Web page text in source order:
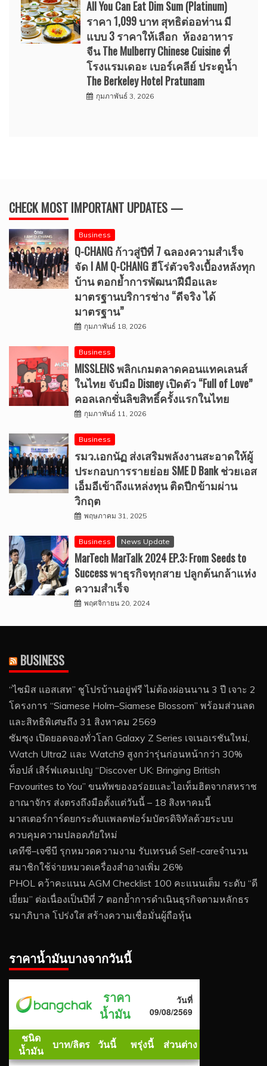
All You Can Eat Dim Sum (Platinum)
ราคา 1,099 บาท สุทธิต่ออท่าน มี
แบบ 3 ราคาให้เลือก ห้องอาหาร
จีน The Mulberry Chinese Cuisine ที่
โรงแรมเดอะ เบอร์เคลีย์ ประตูน้ำ
The Berkeley Hotel Pratunam
กุมภาพันธ์ 3, 2026
CHECK MOST IMPORTANT UPDATES —
Business
Q-CHANG ก้าวสู่ปีที่ 7 ฉลองความสำเร็จ
จัด I AM Q-CHANG ฮีโร่ตัวจริงเบื้องหลังทุก
บ้าน ตอกย้ำการพัฒนาฝีมือและ
มาตรฐานบริการช่าง “ดีจริง ได้
มาตรฐาน”
กุมภาพันธ์ 18, 2026
Business
MISSLENS พลิกเกมตลาดคอนแทคเลนส์
ในไทย จับมือ Disney เปิดตัว “Full of Love”
คอลเลกชั่นลิขสิทธิ์ครั้งแรกในไทย
กุมภาพันธ์ 11, 2026
Business
รมว.เอกนัฏ ส่งเสริมพลังงานสะอาดให้ผู้
ประกอบการรายย่อย SME D Bank ช่วยเอส
เอ็มอีเข้าถึงแหล่งทุน ติดปีกข้ามผ่าน
วิกฤต
พฤษภาคม 31, 2025
Business News Update
MarTech MarTalk 2024 EP.3: From Seeds to
Success พาธุรกิจทุกสาย ปลูกต้นกล้าแห่ง
ความสำเร็จ
พฤศจิกายน 20, 2024
BUSINESS
“ไซมิส แอสเสท” ชูโปรบ้านอยู่ฟรี ไม่ต้องผ่อนนาน 3 ปี เจาะ 2
โครงการ “Siamese Holm–Siamese Blossom” พร้อมส่วนลด
และสิทธิพิเศษถึง 31 สิงหาคม 2569
ซัมซุง เปิดยอดจองทั่วโลก Galaxy Z Series เจเนอเรชันใหม่,
Watch Ultra2 และ Watch9 สูงกว่ารุ่นก่อนหน้ากว่า 30%
ท็อปส์ เสิร์ฟแคมเปญ “Discover UK: Bringing British
Favourites to You” ขนทัพของอร่อยและไอเท็มฮิตจากสหราช
อาณาจักร ส่งตรงถึงมือตั้งแต่วันนี้ – 18 สิงหาคมนี้
มาสเตอร์การ์ดยกระดับแพลตฟอร์มบัตรดิจิทัลด้วยระบบ
ควบคุมความปลอดภัยใหม่
เคทีซี–เจซีบี รุกหมวดความงาม รับเทรนด์ Self-careจำนวน
สมาชิกใช้จ่ายหมวดเครื่องสำอางเพิ่ม 26%
PHOL คว้าคะแนน AGM Checklist 100 คะแนนเต็ม ระดับ “ดี
เยี่ยม” ต่อเนื่องเป็นปีที่ 7 ตอกย้ำการดำเนินธุรกิจตามหลักธร
รมาภิบาล โปร่งใส สร้างความเชื่อมั่นผู้ถือหุ้น
ราคาน้ำมันบางจากวันนี้